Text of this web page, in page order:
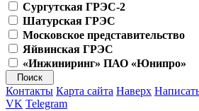
Сургутская ГРЭС-2
Шатурская ГРЭС
Московское представительство
Яйвинская ГРЭС
«Инжиниринг» ПАО «Юнипро»
Контакты Карта сайта Наверх
VK Telegram